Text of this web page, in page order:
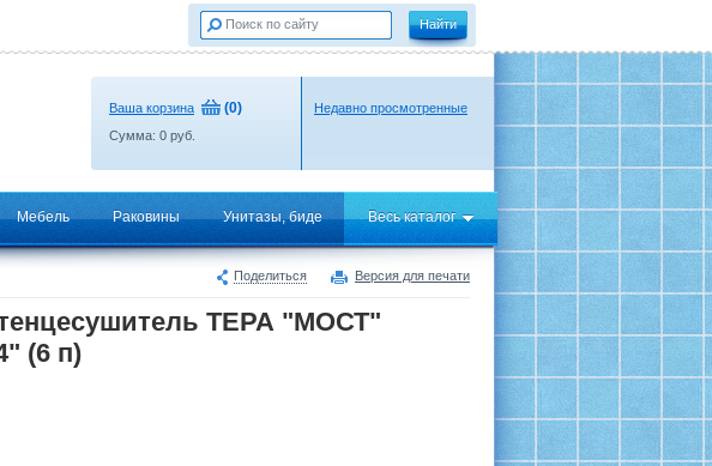
Ваша корзина (0)
Сумма: 0 руб.
Недавно просмотренные
Мебель Раковины Унитазы, биде Весь каталог
Поделиться Версия для печати
ТЕРА "МОСТ"
(6 п)